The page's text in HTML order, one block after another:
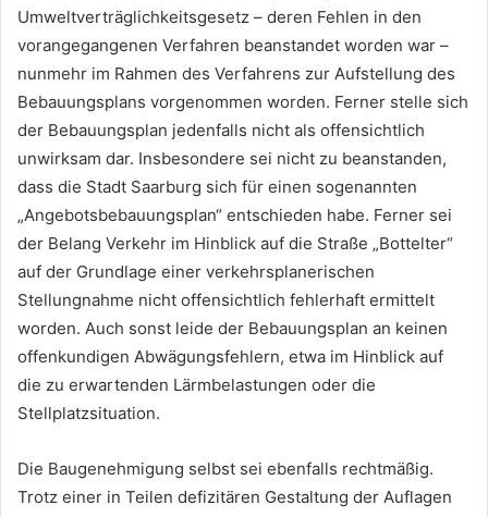
Umweltverträglichkeitsgesetz – deren Fehlen in den
vorangegangenen Verfahren beanstandet worden war –
nunmehr im Rahmen des Verfahrens zur Aufstellung des
Bebauungsplans vorgenommen worden. Ferner stelle sich
der Bebauungsplan jedenfalls nicht als offensichtlich
unwirksam dar. Insbesondere sei nicht zu beanstanden,
dass die Stadt Saarburg sich für einen sogenannten
„Angebotsbebauungsplan“ entschieden habe. Ferner sei
der Belang Verkehr im Hinblick auf die Straße „Bottelter“
auf der Grundlage einer verkehrsplanerischen
Stellungnahme nicht offensichtlich fehlerhaft ermittelt
worden. Auch sonst leide der Bebauungsplan an keinen
offenkundigen Abwägungsfehlern, etwa im Hinblick auf
die zu erwartenden Lärmbelastungen oder die
Stellplatzsituation.
Die Baugenehmigung selbst sei ebenfalls rechtmäßig.
Trotz einer in Teilen defizitären Gestaltung der Auflagen